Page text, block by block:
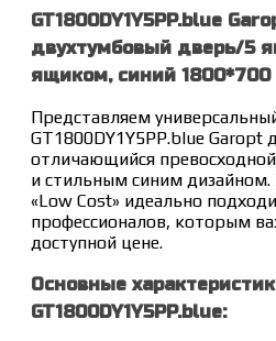
GT1800DY1Y5PP.blue
двухтумбовый дверь/5
ящиком, синий 1800*700
Представляем
GT1800DY1Y5PP.blue Garopt
отличающийся
и стильным синим дизайном.
«Low Cost» идеально
профессионалов, которым
доступной цене.
Основные
GT1800DY1Y5PP.blue: